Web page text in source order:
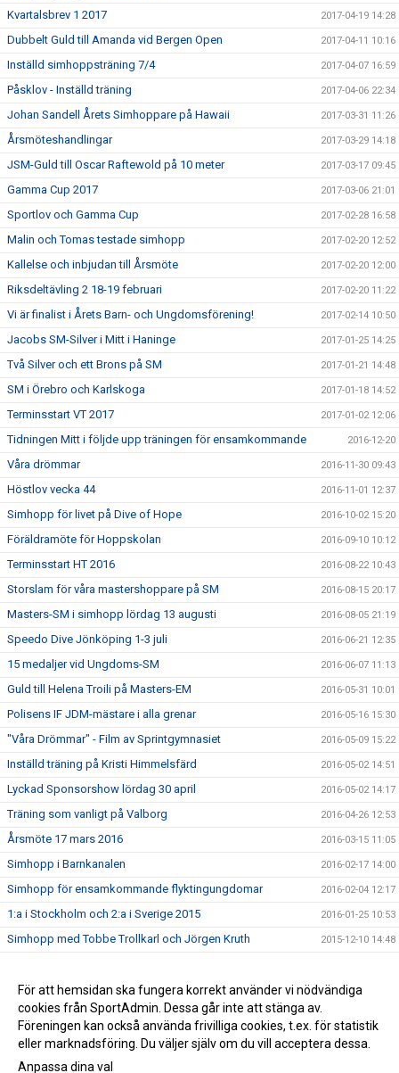
Kvartalsbrev 1 2017 2017-04-19 14:28
Dubbelt Guld till Amanda vid Bergen Open 2017-04-11 10:16
Inställd simhoppsträning 7/4 2017-04-07 16:59
Påsklov - Inställd träning 2017-04-06 22:34
Johan Sandell Årets Simhoppare på Hawaii 2017-03-31 11:26
Årsmöteshandlingar 2017-03-29 14:18
JSM-Guld till Oscar Raftewold på 10 meter 2017-03-17 09:45
Gamma Cup 2017 2017-03-06 21:01
Sportlov och Gamma Cup 2017-02-28 16:58
Malin och Tomas testade simhopp 2017-02-20 12:52
Kallelse och inbjudan till Årsmöte 2017-02-20 12:00
Riksdeltävling 2 18-19 februari 2017-02-20 11:22
Vi är finalist i Årets Barn- och Ungdomsförening! 2017-02-14 10:50
Jacobs SM-Silver i Mitt i Haninge 2017-01-25 14:25
Två Silver och ett Brons på SM 2017-01-21 14:48
SM i Örebro och Karlskoga 2017-01-18 14:52
Terminsstart VT 2017 2017-01-02 12:06
Tidningen Mitt i följde upp träningen för ensamkommande 2016-12-20
Våra drömmar 2016-11-30 09:43
Höstlov vecka 44 2016-11-01 12:37
Simhopp för livet på Dive of Hope 2016-10-02 15:20
Föräldramöte för Hoppskolan 2016-09-10 10:12
Terminsstart HT 2016 2016-08-22 10:43
Storslam för våra mastershoppare på SM 2016-08-15 20:17
Masters-SM i simhopp lördag 13 augusti 2016-08-05 21:19
Speedo Dive Jönköping 1-3 juli 2016-06-21 12:35
15 medaljer vid Ungdoms-SM 2016-06-07 11:13
Guld till Helena Troili på Masters-EM 2016-05-31 10:01
Polisens IF JDM-mästare i alla grenar 2016-05-16 15:30
"Våra Drömmar" - Film av Sprintgymnasiet 2016-05-09 15:22
Inställd träning på Kristi Himmelsfärd 2016-05-02 14:51
Lyckad Sponsorshow lördag 30 april 2016-05-02 14:17
Träning som vanligt på Valborg 2016-04-26 12:53
Årsmöte 17 mars 2016 2016-03-15 11:05
Simhopp i Barnkanalen 2016-02-17 14:00
Simhopp för ensamkommande flyktingungdomar 2016-02-04 12:17
1:a i Stockholm och 2:a i Sverige 2015 2016-01-25 10:53
Simhopp med Tobbe Trollkarl och Jörgen Kruth 2015-12-10 14:48
Dive of Hope drog in 70000 kr! 2015-10-05 13:04
2014-05-21 16:32
För att hemsidan ska fungera korrekt använder vi nödvändiga
cookies från SportAdmin. Dessa går inte att stänga av.
Föreningen kan också använda frivilliga cookies, t.ex. för statistik
eller marknadsföring. Du väljer själv om du vill acceptera dessa.
Anpassa dina val